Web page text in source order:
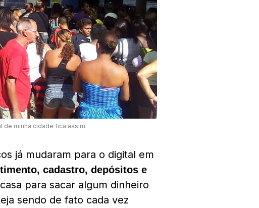
de minha cidade fica assim.
já mudaram para o digital em
cadastro, depósitos e
para sacar algum dinheiro
sendo de fato cada vez